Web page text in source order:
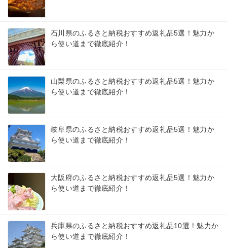
石川県のふるさと納税おすすめ返礼品5選！魅力か
ら使い道まで徹底紹介！
山梨県のふるさと納税おすすめ返礼品5選！魅力か
ら使い道まで徹底紹介！
岐阜県のふるさと納税おすすめ返礼品5選！魅力か
ら使い道まで徹底紹介！
大阪府のふるさと納税おすすめ返礼品5選！魅力か
ら使い道まで徹底紹介！
兵庫県のふるさと納税おすすめ返礼品10選！魅力か
ら使い道まで徹底紹介！